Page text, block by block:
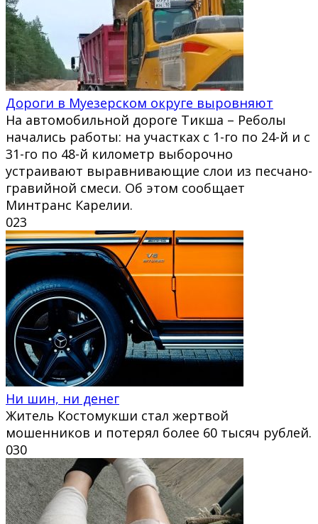
Дороги в Муезерском округе выровняют
На автомобильной дороге Тикша – Реболы
начались работы: на участках с 1-го по 24-й и с
31-го по 48-й километр выборочно
устраивают выравнивающие слои из песчано-
гравийной смеси. Об этом сообщает
Минтранс Карелии.
023
Ни шин, ни денег
Житель Костомукши стал жертвой
мошенников и потерял более 60 тысяч рублей.
030